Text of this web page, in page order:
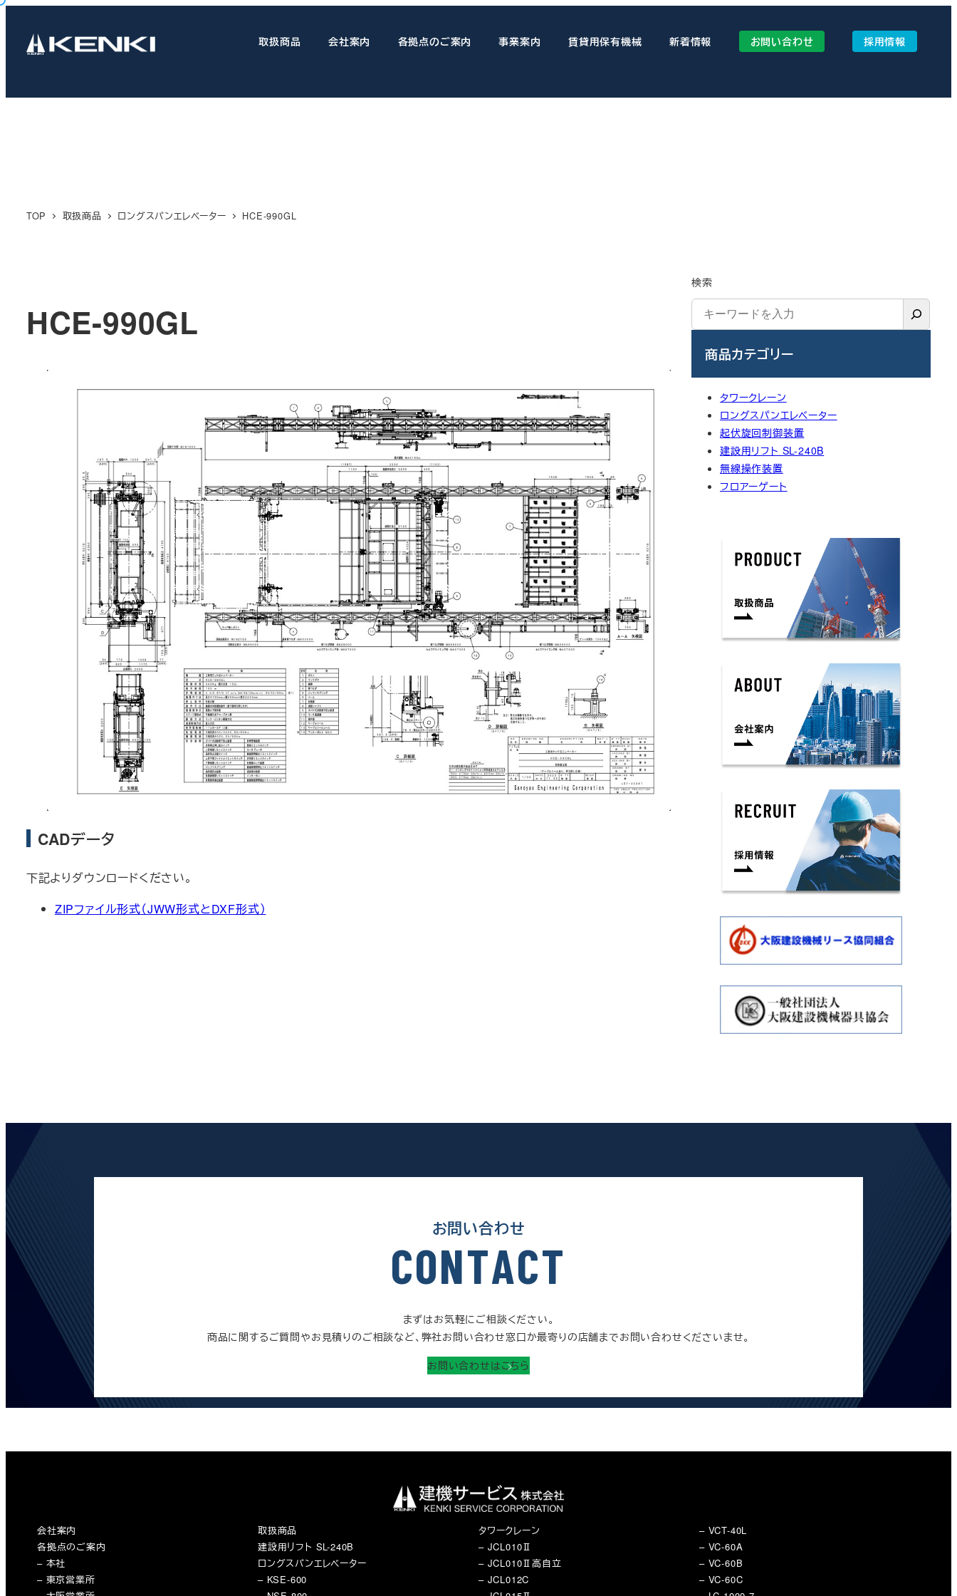
ン
取扱商品 会社案内 各拠点のご案内 事業案内 賃貸用保有機械 新着情報 お問い合わせ 採用情報
TOP 取扱商品 ロングスパンエレベーター HCE-990GL
HCE-990GL
CADデータ
下記よりダウンロードください。
ZIPファイル形式（JWW形式とDXF形式）
検索
商品カテゴリー
タワークレーン
ロングスパンエレベーター
起伏旋回制御装置
建設用リフト SL-240B
無線操作装置
フロアーゲート
お問い合わせ
CONTACT
まずはお気軽にご相談ください。
商品に関するご質問やお見積りのご相談など、弊社お問い合わせ窓口か最寄りの店舗までお問い合わせくださいませ。
お問い合わせはこちら
会社案内
各拠点のご案内
– 本社
– 東京営業所
取扱商品
建設用リフト SL-240B
ロングスパンエレベーター
– KSE-600
タワークレーン
– JCL010Ⅱ
– JCL010Ⅱ高自立
– JCL012C
– VCT-40L
– VC-60A
– VC-60B
– VC-60C